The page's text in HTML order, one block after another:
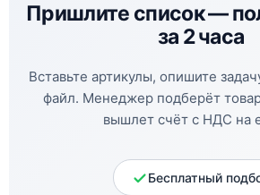
Пришлите список —
за 2 часа
Вставьте артикулы, опишите
файл. Менеджер подберёт
вышлет счёт с НДС на
Бесплатный